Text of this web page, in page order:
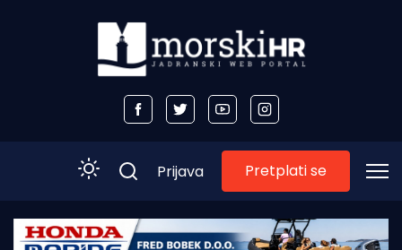
Početna
Prijava Pretplati se